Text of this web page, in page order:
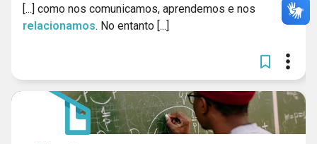
[...] como nos comunicamos, aprendemos e nos
relacionamos. No entanto [...]